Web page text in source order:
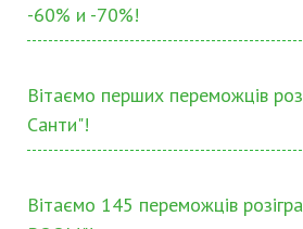
-60% и -70%!
Вітаємо перших переможців
Санти"!
Вітаємо 145 переможців